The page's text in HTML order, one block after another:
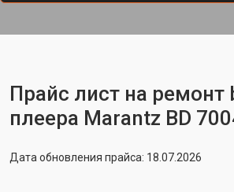
Прайс лист на ремонт
плеера Marantz BD
Дата обновления прайса: 18.07.2026